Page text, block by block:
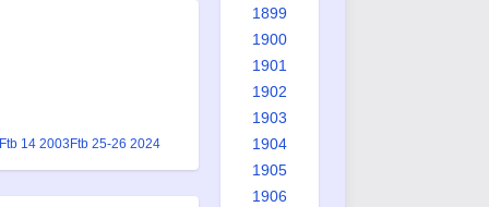
Ftb 14 2003 Ftb 25-26 2024
1899
1900
1901
1902
1903
1904
1905
1906